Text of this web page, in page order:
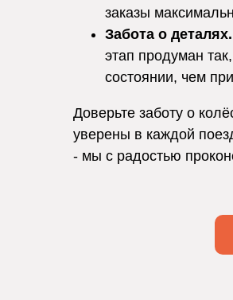
заказы
Забота о деталях.
этап продуман
состоянии, чем
Доверьте заботу о
уверены в каждой
- мы с радостью